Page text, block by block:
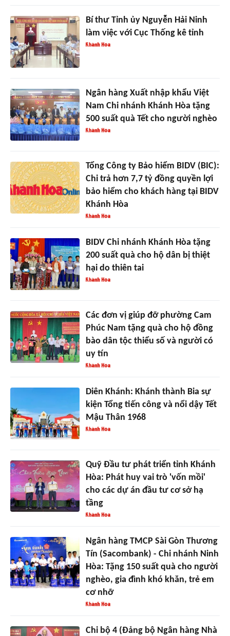
Bí thư Tỉnh ủy Nguyễn Hải Ninh
làm việc với Cục Thống kê tỉnh
Ngân hàng Xuất nhập khẩu Việt
Nam Chi nhánh Khánh Hòa tặng
500 suất quà Tết cho người nghèo
Tổng Công ty Bảo hiểm BIDV (BIC):
Chi trả hơn 7,7 tỷ đồng quyền lợi
bảo hiểm cho khách hàng tại BIDV
Khánh Hòa
BIDV Chi nhánh Khánh Hòa tặng
200 suất quà cho hộ dân bị thiệt
hại do thiên tai
Các đơn vị giúp đỡ phường Cam
Phúc Nam tặng quà cho hộ đồng
bào dân tộc thiểu số và người có
uy tín
Diên Khánh: Khánh thành Bia sự
kiện Tổng tiến công và nổi dậy Tết
Mậu Thân 1968
Quỹ Đầu tư phát triển tỉnh Khánh
Hòa: Phát huy vai trò 'vốn mồi'
cho các dự án đầu tư cơ sở hạ
tầng
Ngân hàng TMCP Sài Gòn Thương
Tín (Sacombank) - Chi nhánh Ninh
Hòa: Tặng 150 suất quà cho người
nghèo, gia đình khó khăn, trẻ em
cơ nhỡ
Chi bộ 4 (Đảng bộ Ngân hàng Nhà